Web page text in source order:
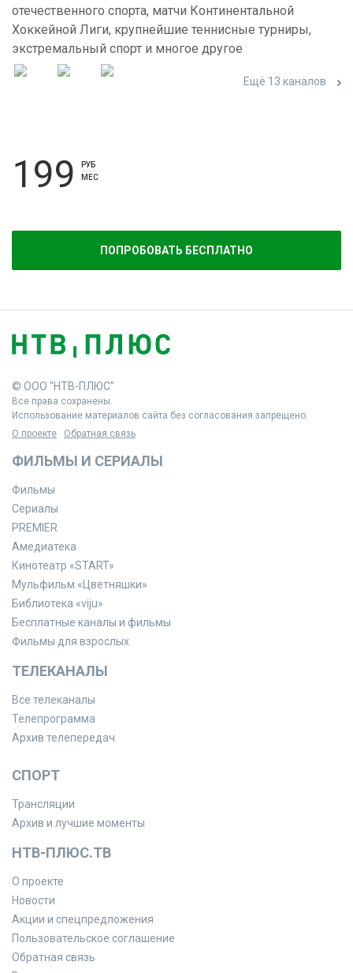
отечественного спорта, матчи Континентальной
Хоккейной Лиги, крупнейшие теннисные турниры,
экстремальный спорт и многое другое
Ещё 13 каналов
199
РУБ
МЕС
ПОПРОБОВАТЬ БЕСПЛАТНО
© ООО "НТВ-ПЛЮС"
Все права сохранены.
Использование материалов сайта без согласования запрещено.
О проекте
Обратная связь
ФИЛЬМЫ И СЕРИАЛЫ
Фильмы
Сериалы
PREMIER
Амедиатека
Кинотеатр «START»
Мульфильм «Цветняшки»
Библиотека «viju»
Бесплатные каналы и фильмы
Фильмы для взрослых
ТЕЛЕКАНАЛЫ
Все телеканалы
Телепрограмма
Архив телепередач
СПОРТ
Трансляции
Архив и лучшие моменты
НТВ-ПЛЮС.ТВ
О проекте
Новости
Акции и спецпредложения
Пользовательское соглашение
Обратная связь